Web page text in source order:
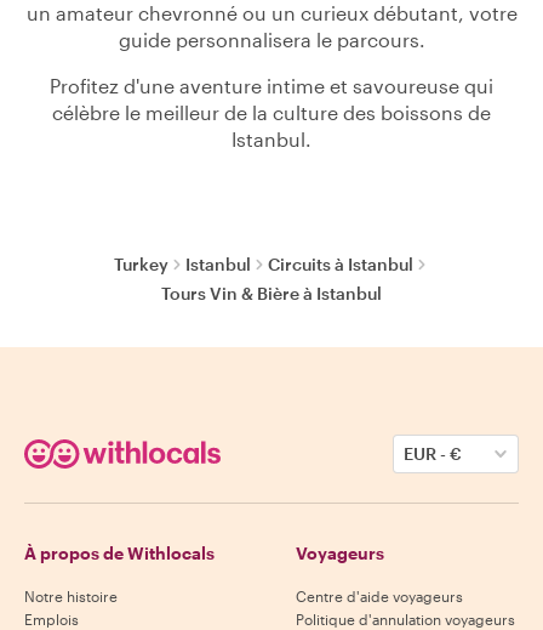
un amateur chevronné ou un curieux débutant, votre
guide personnalisera le parcours.
Profitez d'une aventure intime et savoureuse qui
célèbre le meilleur de la culture des boissons de
Istanbul.
Turkey Istanbul
Circuits à Istanbul
Tours Vin & Bière à Istanbul
EUR-€
À propos de Withlocals
Notre histoire
Emplois
Voyageurs
Centre d'aide voyageurs
Politique d'annulation voyageurs